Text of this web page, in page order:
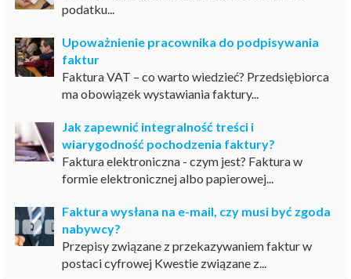
podatku...
Upoważnienie pracownika do podpisywania
faktur
Faktura VAT – co warto wiedzieć? Przedsiębiorca
ma obowiązek wystawiania faktury...
Jak zapewnić integralność treści i
wiarygodność pochodzenia faktury?
Faktura elektroniczna - czym jest? Faktura w
formie elektronicznej albo papierowej...
Faktura wysłana na e-mail, czy musi być zgoda
nabywcy?
Przepisy związane z przekazywaniem faktur w
postaci cyfrowej Kwestie związane z...